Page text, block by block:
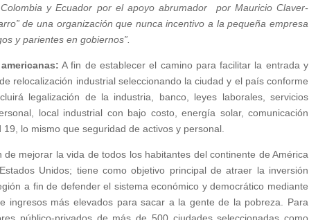
y Ecuador por el apoyo abrumador por Mauricio Claver-
de una organización que nunca incentivo a la pequeña empresa
y parientes en gobiernos”.
A fin de establecer el camino para facilitar la entrada y
relocalización industrial seleccionando la ciudad y el país conforme
legalización de la industria, banco, leyes laborales, servicios
local industrial con bajo costo, energía solar, comunicación
lo mismo que seguridad de activos y personal.
de mejorar la vida de todos los habitantes del continente de América
Unidos; tiene como objetivo principal de atraer la inversión
a fin de defender el sistema económico y democrático mediante
ingresos más elevados para sacar a la gente de la pobreza. Para